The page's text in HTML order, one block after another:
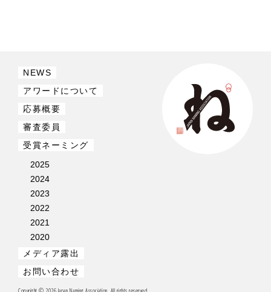
NEWS
アワードについて
応募概要
審査委員
受賞ネーミング
2025
2024
2023
2022
2021
2020
メディア露出
お問い合わせ